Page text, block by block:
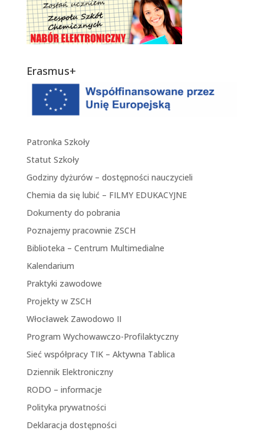
Erasmus+
Patronka Szkoły
Statut Szkoły
Godziny dyżurów – dostępności nauczycieli
Chemia da się lubić – FILMY EDUKACYJNE
Dokumenty do pobrania
Poznajemy pracownie ZSCH
Biblioteka – Centrum Multimedialne
Kalendarium
Praktyki zawodowe
Projekty w ZSCH
Włocławek Zawodowo II
Program Wychowawczo-Profilaktyczny
Sieć współpracy TIK – Aktywna Tablica
Dziennik Elektroniczny
RODO – informacje
Polityka prywatności
Deklaracja dostępności